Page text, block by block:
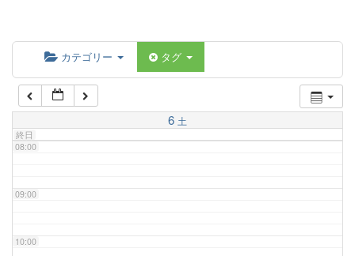
カテゴリー タグ
6 土
終日
07:00
08:00
09:00
10:00